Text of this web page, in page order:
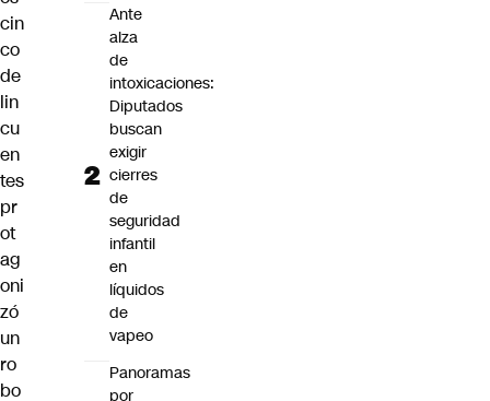
cin
co
de
lin
cu
en
tes
pr
ot
ag
oni
zó
un
ro
bo
Ante
alza
de
intoxicaciones:
Diputados
buscan
exigir
cierres
de
seguridad
infantil
en
líquidos
de
vapeo
Panoramas
por